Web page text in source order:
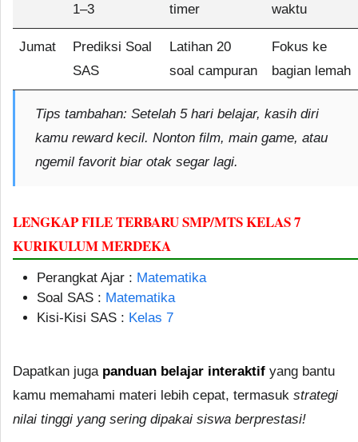
1–3
timer
waktu
Jumat
Prediksi Soal
SAS
Latihan 20
soal campuran
Fokus ke
bagian lemah
Tips tambahan: Setelah 5 hari belajar, kasih diri
kamu reward kecil. Nonton film, main game, atau
ngemil favorit biar otak segar lagi.
LENGKAP FILE TERBARU SMP/MTS KELAS 7
KURIKULUM MERDEKA
Perangkat Ajar : Matematika
Soal SAS : Matematika
Kisi-Kisi SAS : Kelas 7
Dapatkan juga panduan belajar interaktif yang bantu
kamu memahami materi lebih cepat, termasuk strategi
nilai tinggi yang sering dipakai siswa berprestasi!